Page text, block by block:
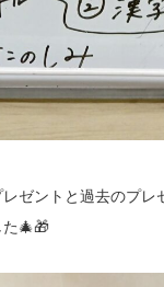
ゼントと過去のプレ
🎄🎁